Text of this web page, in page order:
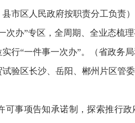
市区人民政府按职责分工负责）
次办”专区，全周期、全业态梳
行“一件事一次办”。（省政务
验区长沙、岳阳、郴州片区管委
可事项告知承诺制，探索推行